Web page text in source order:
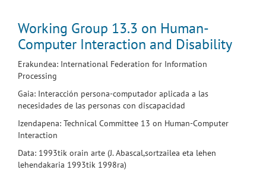
Working Group 13.3 on Human-
Computer Interaction and Disability
Erakundea: International Federation for Information
Processing
Gaia: Interacción persona-computador aplicada a las
necesidades de las personas con discapacidad
Izendapena: Technical Committee 13 on Human-Computer
Interaction
Data: 1993tik orain arte (J. Abascal,sortzailea eta lehen
lehendakaria 1993tik 1998ra)